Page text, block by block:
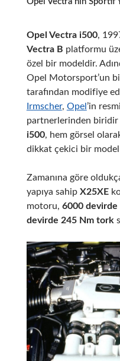
Opel Vectra i500,
Vectra B platformu
özel bir modeldir.
Opel Motorsport’un
tarafından modifiye
Irmscher, Opel ’in
partnerlerinden biridir
i500, hem görsel
dikkat çekici bir
Zamanına göre
yapıya sahip X25XE
motoru, 6000 devirde
devirde 245 Nm tork